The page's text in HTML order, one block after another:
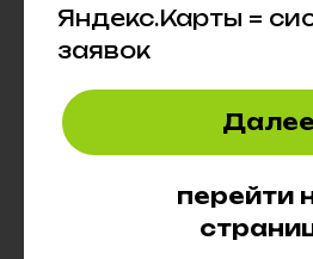
Яндекс.Карты =
заявок
перейти
Далее